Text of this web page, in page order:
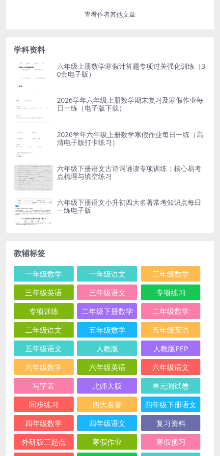
查看作者其他文章
学科资料
六年级上册数学寒假计算题专项过关强化训练（3
0套电子版）
2026学年六年级上册数学期末复习及寒假作业每
日一练（电子版下载）
2026学年六年级上册数学寒假作业每日一练（高
清电子版打卡练习）
六年级下册语文古诗词诵读专项训练：核心易考
点梳理与填空练习
六年级下册语文小升初四大名著常考知识点每日
一练电子版
教辅标签
一年级数学 一年级语文
三年级数学
三年级英语
三年级语文
专项练习
专项训练
二年级下册数学
二年级数学
二年级语文
五年级数学
五年级英语
五年级语文
人教版
人教版PEP
六年级数学
六年级英语
六年级语文
写字表
北师大版
单元测试卷
同步练习
四大名著
四年级下册语文
四年级数学
四年级语文
复习资料
外研版三起点
寒假作业
寒假预习